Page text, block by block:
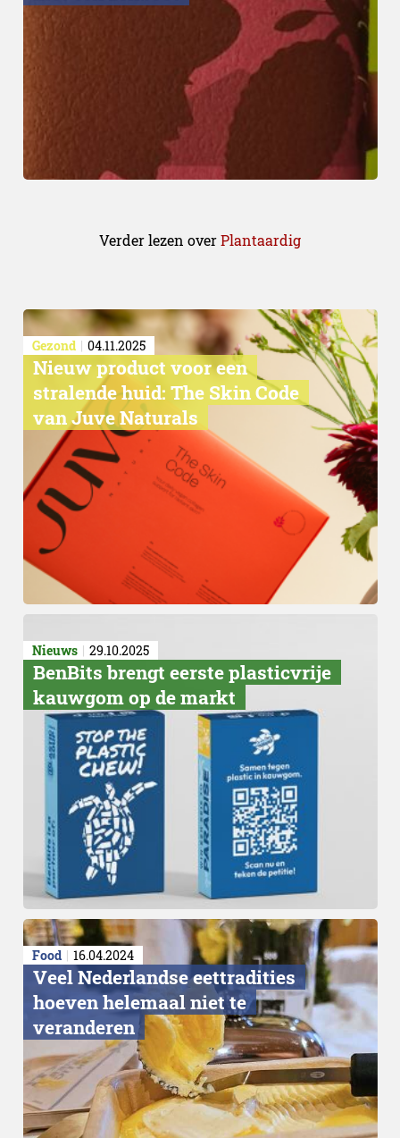
Verder lezen overPlantaardig
Gezond 04.11.2025
Nieuw product voor een
stralende huid: The Skin Code
van Juve Naturals
Nieuws 29.10.2025
BenBits brengt eerste plasticvrije
kauwgom op de markt
Food 16.04.2024
Veel Nederlandse eettradities
hoeven helemaal niet te
veranderen